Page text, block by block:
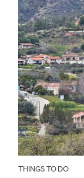
THINGS TO DO